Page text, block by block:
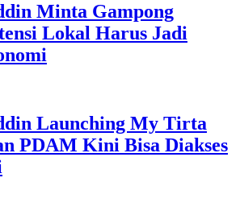
Minta Gampong
Lokal Harus Jadi
Launching My Tirta
PDAM Kini Bisa Diakses